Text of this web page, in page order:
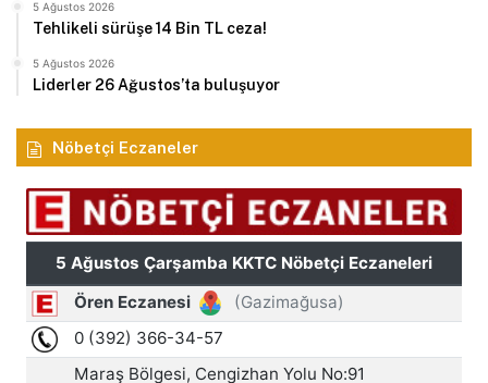
5 Ağustos 2026
Tehlikeli sürüşe 14 Bin TL ceza!
5 Ağustos 2026
Liderler 26 Ağustos’ta buluşuyor
Nöbetçi Eczaneler